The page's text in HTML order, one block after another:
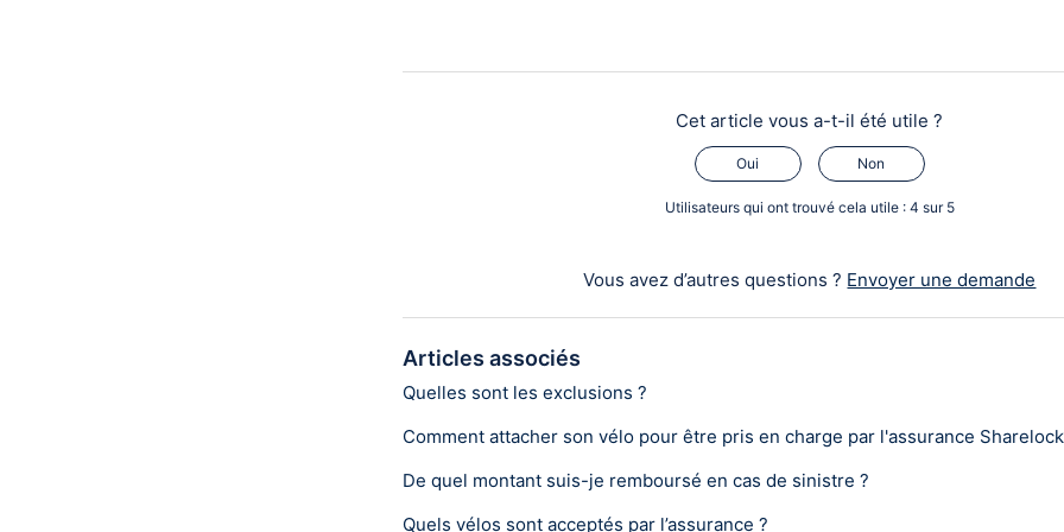
Cet article vous a-t-il été utile ?
Oui Non
Utilisateurs qui ont trouvé cela utile : 4 sur 5
Vous avez d’autres questions ? Envoyer une demande
Articles associés
Quelles sont les exclusions ?
Comment attacher son vélo pour être pris en charge par l'assurance
De quel montant suis-je remboursé en cas de sinistre ?
Quels vélos sont acceptés par l’assurance ?